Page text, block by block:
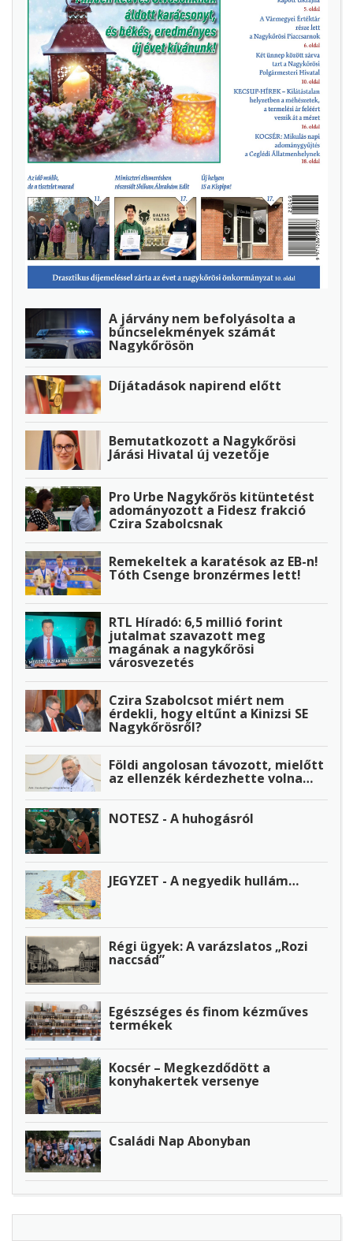
A járvány nem befolyásolta a
bűncselekmények számát
Nagykőrösön
Díjátadások napirend előtt
Bemutatkozott a Nagykőrösi
Járási Hivatal új vezetője
Pro Urbe Nagykőrös kitüntetést
adományozott a Fidesz frakció
Czira Szabolcsnak
Remekeltek a karatésok az EB-n!
Tóth Csenge bronzérmes lett!
RTL Híradó: 6,5 millió forint
jutalmat szavazott meg
magának a nagykőrösi
városvezetés
Czira Szabolcsot miért nem
érdekli, hogy eltűnt a Kinizsi SE
Nagykőrösről?
Földi angolosan távozott, mielőtt
az ellenzék kérdezhette volna…
NOTESZ - A huhogásról
JEGYZET - A negyedik hullám…
Régi ügyek: A varázslatos „Rozi
naccsád”
Egészséges és finom kézműves
termékek
Kocsér – Megkezdődött a
konyhakertek versenye
Családi Nap Abonyban